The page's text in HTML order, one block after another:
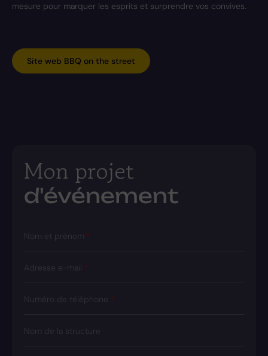
mesure pour marquer les esprits et surprendre vos convives.
Site web BBQ on the street
Mon projet
d'événement
Nom et prénom
Adresse e-mail
Numéro de téléphone
Nom de la structure